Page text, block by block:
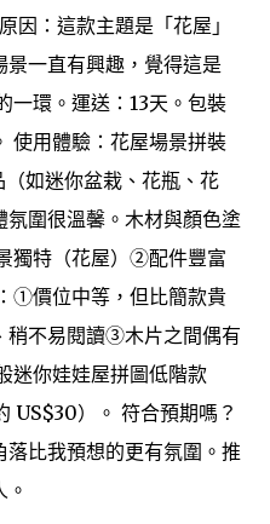
因：這款主題是「花屋」
一直有興趣，覺得這是
一環。運送：13天。包裝
使用體驗：花屋場景拼裝
如迷你盆栽、花瓶、花
圍很溫馨。木材與顏色塗
獨特（花屋）②配件豐富
①價位中等，但比簡款貴
不易閱讀③木片之間偶有
迷你娃娃屋拼圖低階款
US$30）。 符合預期嗎？
比我預想的更有氛圍。推